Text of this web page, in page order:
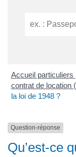
Accueil particuliers
contrat de location
la loi de 1948 ?
Question-réponse
Qu’est-ce